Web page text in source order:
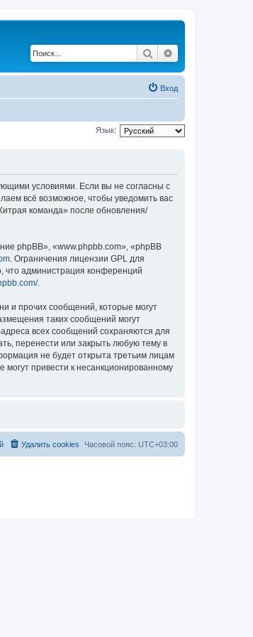
Поиск
Вход
Язык:
условиями. Если вы не согласны с
всё возможное, чтобы уведомить вас
команда» после обновления/
phpBB», «www.phpbb.com», «phpBB
. Ограничения лицензии GPL для
что администрация конференций
.
и прочих сообщений, которые могут
таких сообщений могут
всех сообщений сохраняются для
перенести или закрыть любую тему в
не будет открыта третьим лицам
привести к несанкционированному
Часовой пояс: UTC+03:00
Удалить cookies